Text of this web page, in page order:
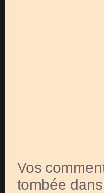
Vos
tombée